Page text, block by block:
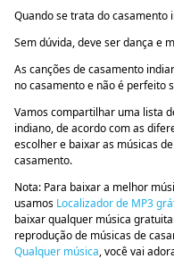
Quando se trata do casamento
Sem dúvida, deve ser dança e
As canções de casamento
no casamento e não é perfeito
Vamos compartilhar uma lista
indiano, de acordo com as
escolher e baixar as músicas
casamento.
Nota: Para baixar a melhor
usamos Localizador de MP3
baixar qualquer música
reprodução de músicas de
Qualquer música, você vai